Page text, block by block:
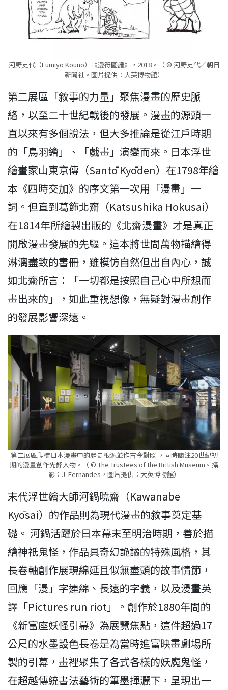
河野史代（Fumiyo Kouno）《漫符圖譜》，2018。（ © 河野史代／朝日
新聞社。圖片提供：大英博物館）
第二展區「敘事的力量」聚焦漫畫的歷史脈
絡，以至二十世紀戰後的發展。漫畫的源頭一
直以來有多個說法，但大多推論是從江戶時期
的「鳥羽繪」、「戲畫」演變而來。日本浮世
繪畫家山東京傳（Santō Kyōden）在1798年繪
本《四時交加》的序文第一次用「漫畫」一
詞。但直到葛飾北齋（Katsushika Hokusai）
在1814年所繪製出版的《北齋漫畫》才是真正
開啟漫畫發展的先驅。這本將世間萬物描繪得
淋漓盡致的書冊，雖模仿自然但出自內心，誠
如北齋所言：「一切都是按照自己心中所想而
畫出來的」，如此重視想像，無疑對漫畫創作
的發展影響深遠。
第二展區爬梳日本漫畫中的歷史根源並作古今對照 ，同時關注20世紀初
期的漫畫創作先鋒人物。（ © The Trustees of the British Museum。攝
影：J. Fernandes，圖片提供：大英博物館）
末代浮世繪大師河鍋曉齋（Kawanabe
Kyōsai）的作品則為現代漫畫的敘事奠定基
礎。 河鍋活躍於日本幕末至明治時期，善於描
繪神祇鬼怪，作品具奇幻詭譎的特殊風格，其
長卷軸創作展現綿延且似無盡頭的故事情節，
回應「漫」字連綿、長遠的字義，以及漫畫英
譯「Pictures run riot」。創作於1880年間的
《新富座妖怪引幕》為展覽焦點，這件超過17
公尺的水墨設色長卷是為當時進富映畫劇場所
製的引幕，畫裡聚集了各式各樣的妖魔鬼怪，
在超越傳統書法藝術的筆墨揮灑下，呈現出一